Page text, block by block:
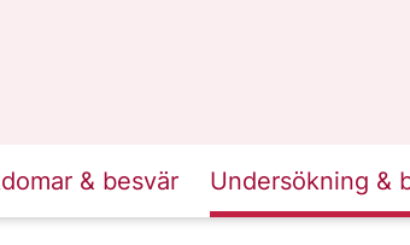
& besvär Undersökning &